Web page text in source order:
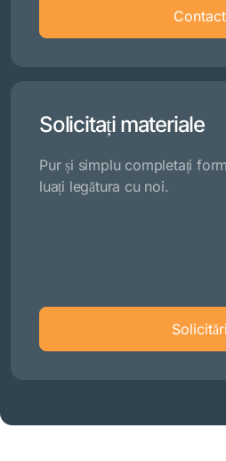
Contact
Solicitați materiale
Pur și simplu completați
luați legătura cu noi.
Solicitări